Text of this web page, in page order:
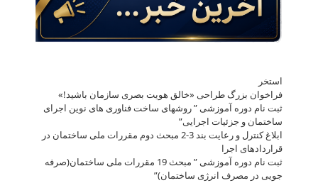
استخر
فراخوان بزرگ طراحی «خالق هویت بصری سازمان باشید!»
ثبت نام دوره آموزشی ” روشهای ساخت فناوری های نوین اجرای
ساختمان و جزئیات اجرایی”
ابلاغ کنترل و رعایت بند 3-2 مبحث دوم مقررات ملی ساختمان در
قراردادهای اجرا
ثبت نام دوره آموزشی ” مبحث 19 مقررات ملی ساختمان(صرفه
جویی در مصرف انرژی ساختمان)”